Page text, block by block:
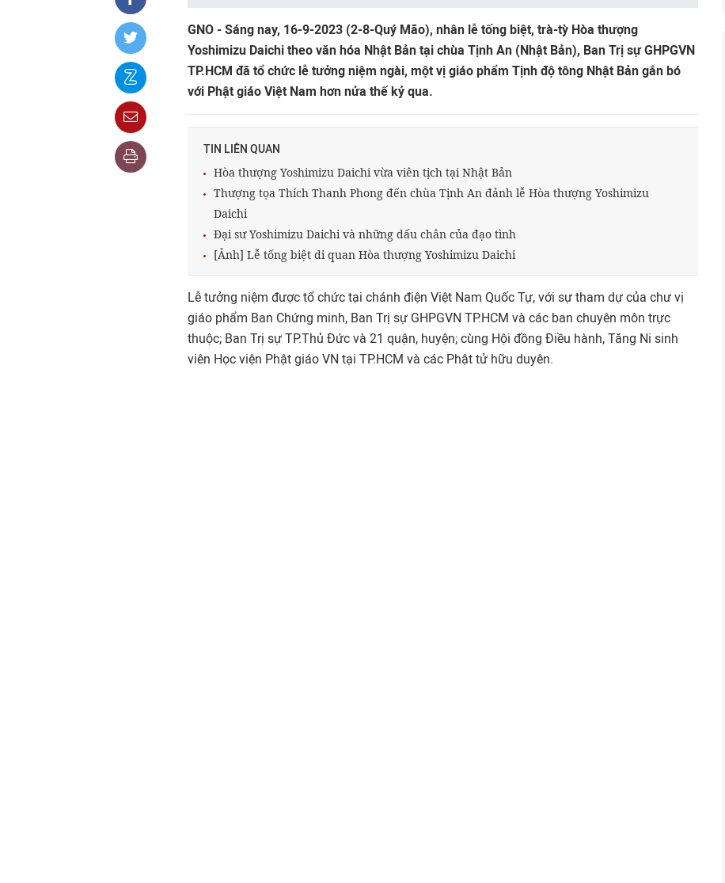
GNO - Sáng nay, 16-9-2023 (2-8-Quý Mão), nhân lễ tống biệt, trà-tỳ Hòa thượng
Yoshimizu Daichi theo văn hóa Nhật Bản tại chùa Tịnh An (Nhật Bản), Ban Trị sự GHPGVN
TP.HCM đã tổ chức lễ tưởng niệm ngài, một vị giáo phẩm Tịnh độ tông Nhật Bản gắn bó
với Phật giáo Việt Nam hơn nửa thế kỷ qua.
TIN LIÊN QUAN
Hòa thượng Yoshimizu Daichi vừa viên tịch tại Nhật Bản
Thượng tọa Thích Thanh Phong đến chùa Tịnh An đảnh lễ Hòa thượng Yoshimizu
Daichi
Đại sư Yoshimizu Daichi và những dấu chân của đạo tình
[Ảnh] Lễ tống biệt di quan Hòa thượng Yoshimizu Daichi
Lễ tưởng niệm được tổ chức tại chánh điện Việt Nam Quốc Tự, với sự tham dự của chư vị
giáo phẩm Ban Chứng minh, Ban Trị sự GHPGVN TP.HCM và các ban chuyên môn trực
thuộc; Ban Trị sự TP.Thủ Đức và 21 quận, huyện; cùng Hội đồng Điều hành, Tăng Ni sinh
viên Học viện Phật giáo VN tại TP.HCM và các Phật tử hữu duyên.